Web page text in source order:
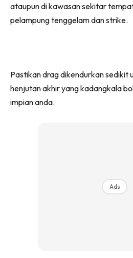
ataupun di kawasan sekitar
pelampung tenggelam dan strike.
Pastikan drag dikendurkan sedikit
henjutan akhir yang kadangkala
impian anda.
Ads